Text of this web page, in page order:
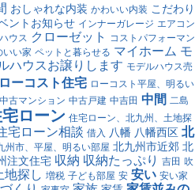
おしゃれな内装 かわいい内装 こだわり
ントお知らせ インナーガレージ エアコン
ウス クローゼット
コストパフォーマン
いい家 ペットと暮らせる マイホーム モ
ハウスお譲りします モデルハウス売
ローコスト住宅 ローコスト平屋、明るい
中古マンション 中古戸建 中吉田 中間 二島
ローン 住宅ローン、北九州、土地探
宅ローン相談 借入 八幡 八幡西区 北
州市、平屋、明るい部屋 北九州市近郊 北
注文住宅 収納 収納たっぷり 吉田 吹
地探し 増税 子ども部屋 安 安い 安い家